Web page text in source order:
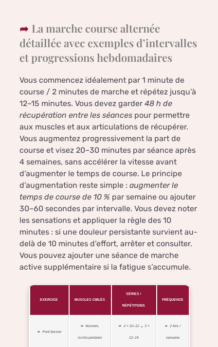
La marche course alternée
détaillée avec exemples d’intervalles
et progressions hebdomadaires
Vous commencez idéalement par 1 minute de
course / 2 minutes de marche et répétez jusqu’à
12–15 minutes. Vous devez garder 48 h de
récupération entre les séances pour permettre
aux muscles et aux articulations de récupérer.
Vous augmentez progressivement la part de
course et visez 20–30 minutes par séance après
4 semaines, sans accélérer la vitesse avant
d’augmenter le temps de course. Le principe
d’augmentation reste simple : augmenter le
temps de course de 10 % par semaine ou ajouter
30–60 secondes par intervalle. Vous devez noter
les sensations et appliquer la règle des 10
minutes : si une douleur persistante survient au-
delà de 10 minutes d’effort, arrêter et consulter.
Vous pouvez ajouter une séance de marche
active supplémentaire si la fatigue s’accumule.
EXERCICE MUSCLES CIBLÉS
SÉRIES /
RÉPÉTITIONS
FRÉQUENCE
Pont fessier
fessiers,
ischio‑jambiers
2 × 10–12 → 3 ×
12–15
2 fois /
semaine